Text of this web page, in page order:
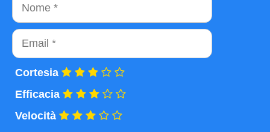
Email
Cortesia
Efficacia
Velocità